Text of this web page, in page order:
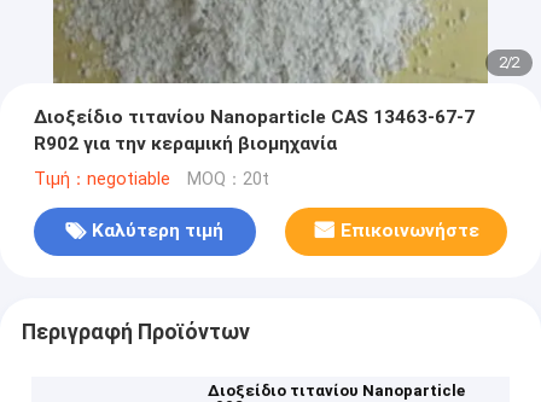
2/2
Διοξείδιο τιτανίου Nanoparticle CAS 13463-67-7
R902 για την κεραμική βιομηχανία
Τιμή：negotiable MOQ：20t
Καλύτερη τιμή Επικοινωνήστε
Περιγραφή Προϊόντων
Διοξείδιο τιτανίου Nanoparticle